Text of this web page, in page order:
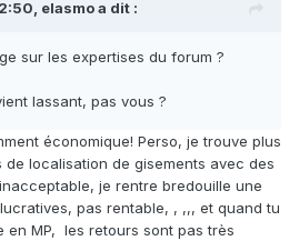
elasmoa dit :
sur les expertises du forum ?
lassant, pas vous ?
économique! Perso, je trouve plus
localisation de gisements avec des
je rentre bredouille une
pas rentable, , ,,, et quand tu
en MP, les retours sont pas très